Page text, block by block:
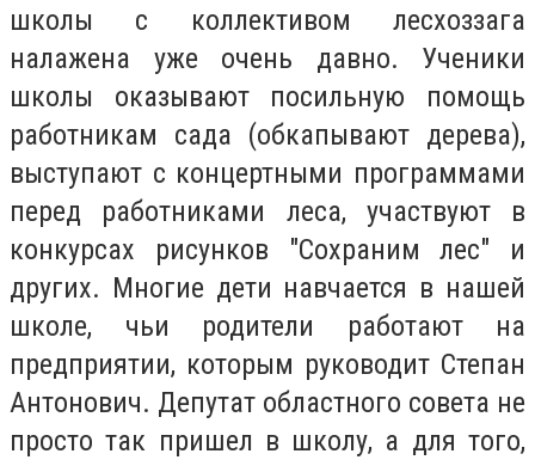
школы с коллективом лесхоззага
налажена уже очень давно. Ученики
школы оказывают посильную помощь
работникам сада (обкапывают дерева),
выступают с концертными программами
перед работниками леса, участвуют в
конкурсах рисунков "Сохраним лес" и
других. Многие дети навчается в нашей
школе, чьи родители работают на
предприятии, которым руководит Степан
Антонович. Депутат областного совета не
просто так пришел в школу, а для того,